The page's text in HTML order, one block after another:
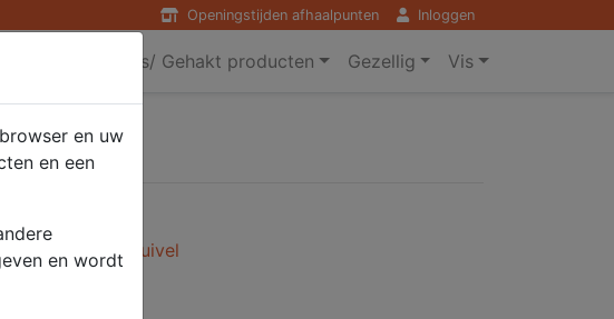
Openingstijden afhaalpunten Inloggen
Hamburgers/ Gehakt producten Gezellig Vis
Zuivel - Kaas/Zuivel
en uw
en een
en wordt